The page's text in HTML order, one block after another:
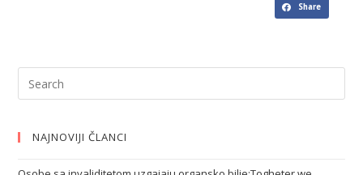
Share
NAJNOVIJI ČLANCI